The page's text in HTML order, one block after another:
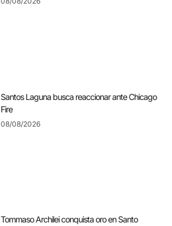
Santos Laguna busca reaccionar ante Chicago
Fire
08/08/2026
Tommaso Archilei conquista oro en Santo